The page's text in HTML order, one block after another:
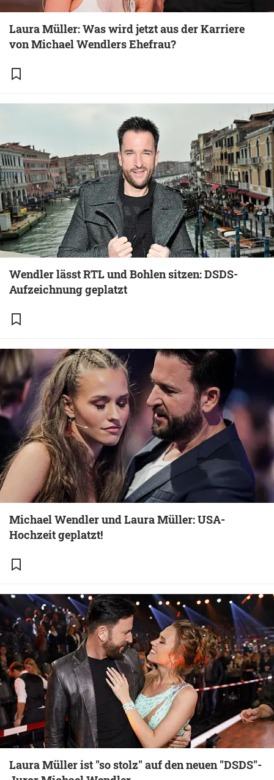
Laura Müller: Was wird jetzt aus der Karriere
von Michael Wendlers Ehefrau?
Wendler lässt RTL und Bohlen sitzen: DSDS-
Aufzeichnung geplatzt
Michael Wendler und Laura Müller: USA-
Hochzeit geplatzt!
Laura Müller ist "so stolz" auf den neuen "DSDS"-